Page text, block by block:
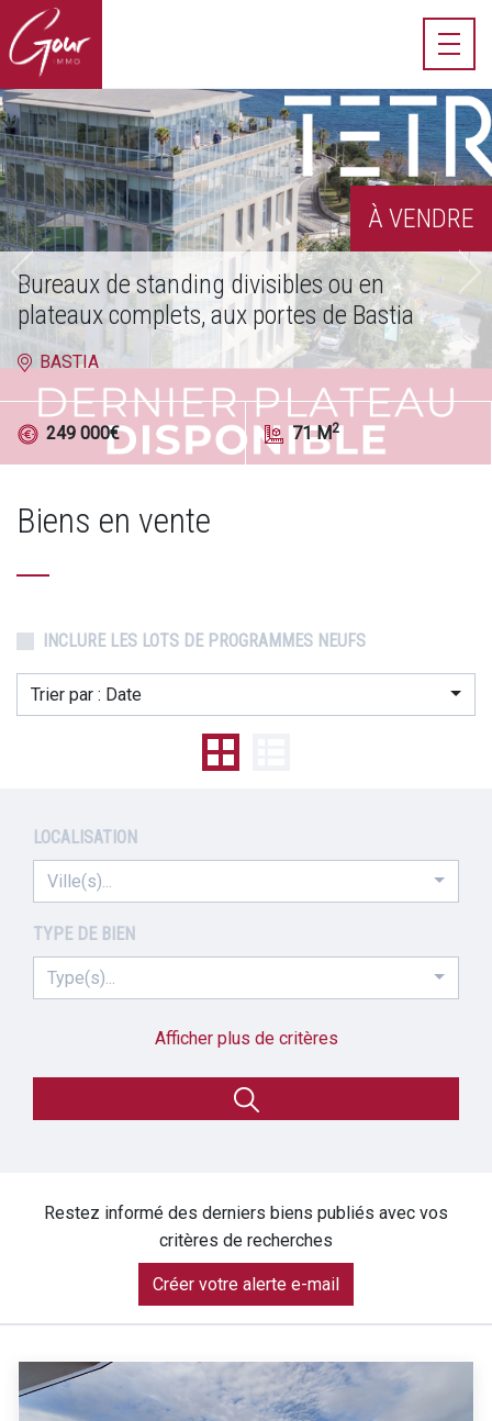
Précédent
À VENDRE
Bureaux de standing divisibles ou en
plateaux complets, aux portes de Bastia
BASTIA
249 000€ 71M2
Biens en vente
INCLURE LES LOTS DE PROGRAMMES NEUFS
Trier par : Date
LOCALISATION
Ville(s)...
TYPE DE BIEN
Type(s)...
Afficher plus de critères
Restez informé des derniers biens publiés avec vos
critères de recherches
Créer votre alerte e-mail